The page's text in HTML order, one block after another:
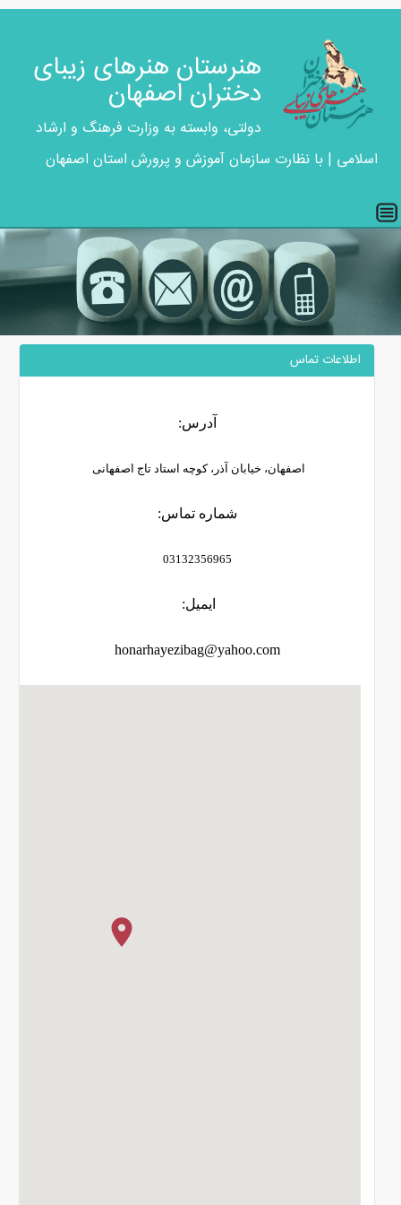
هنرستان هنرهای زیبای
دختران اصفهان
دولتی، وابسته به وزارت فرهنگ و ارشاد
اسلامی | با نظارت سازمان آموزش و پرورش استان اصفهان
اطلاعات تماس
آدرس:
اصفهان، خیابان آذر، کوچه استاد تاج اصفهانی
شماره تماس:
03132356965
ایمیل:
honarhayezibag@yahoo.com